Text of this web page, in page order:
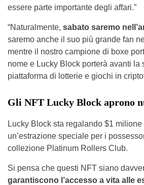
essere parte importante degli affari.”
“Naturalmente, sabato saremo
saremo anche il suo più grande fan
mentre il nostro campione di boxe
nome e Lucky Block porterà avanti la
piattaforma di lotterie e giochi in
Gli NFT Lucky Block aprono
Lucky Block sta regalando $1
un’estrazione speciale per i
collezione Platinum Rollers Club.
Si pensa che questi NFT siano
garantiscono l’accesso a vita alle